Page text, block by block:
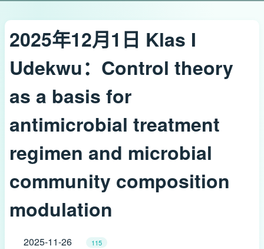
2025年12月1日 Klas I
Udekwu：Control theory
as a basis for
antimicrobial treatment
regimen and microbial
community composition
modulation
2025-11-26 115